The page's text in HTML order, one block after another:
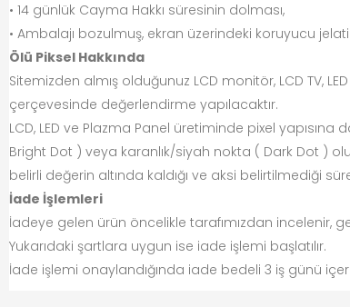
• 14 günlük Cayma Hakkı süresinin dolması,
• Ambalajı bozulmuş, ekran üzerindeki koruyucu
Ölü Piksel Hakkında
Sitemizden almış olduğunuz LCD monitör, LCD TV,
çerçevesinde değerlendirme yapılacaktır.
LCD, LED ve Plazma Panel üretiminde pixel
Bright Dot ) veya karanlık/siyah nokta ( Dark Dot )
belirli değerin altında kaldığı ve aksi belirtilmediği
İade İşlemleri
İadeye gelen ürün öncelikle tarafımızdan incelenir,
Yukarıdaki şartlara uygun ise iade işlemi başlatılır.
İade işlemi onaylandığında iade bedeli 3 iş günü